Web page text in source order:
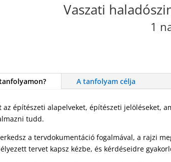
Vaszati
1
A tanfolyam célja
az építészeti alapelveket, építészeti jelöléseket,
tudd.
a tervdokumentáció fogalmával, a rajzi
tervet kapsz kézbe, és kérdéseidre